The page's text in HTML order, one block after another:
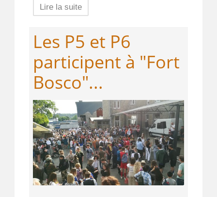
Lire la suite
Les P5 et P6
participent à "Fort
Bosco"...